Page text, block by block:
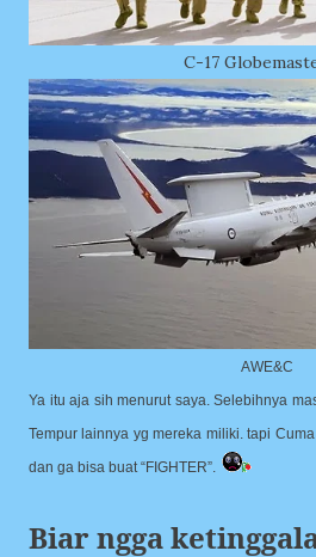
C-17
AWE&C
Ya itu aja sih menurut saya. Selebihnya
Tempur lainnya yg mereka miliki. tapi
dan ga bisa buat “FIGHTER”.
Biar ngga